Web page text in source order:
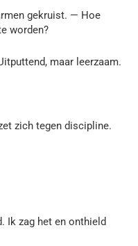
gekruist. — Hoe
worden?
maar leerzaam.
zich tegen discipline.
Ik zag het en onthield